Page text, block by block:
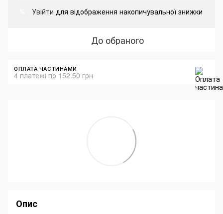
Увійти для відображення накопичувальної знижки
До обраного
ОПЛАТА ЧАСТИНАМИ
4 платежі по 152.50 грн
Опис